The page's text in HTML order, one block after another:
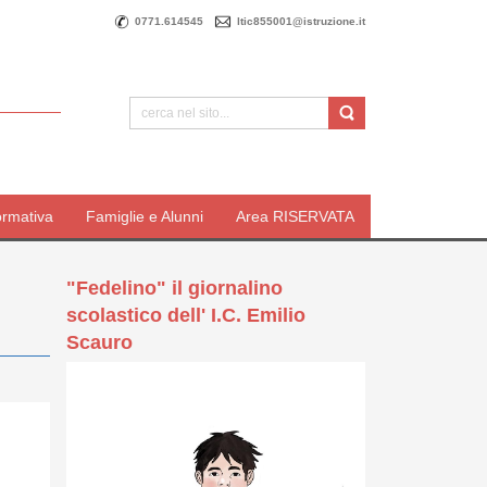
0771.614545 ltic855001@istruzione.it
Famiglie e Alunni Area RISERVATA
"Fedelino" il giornalino
scolastico dell' I.C. Emilio
Scauro